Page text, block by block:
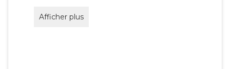
Afficher plus